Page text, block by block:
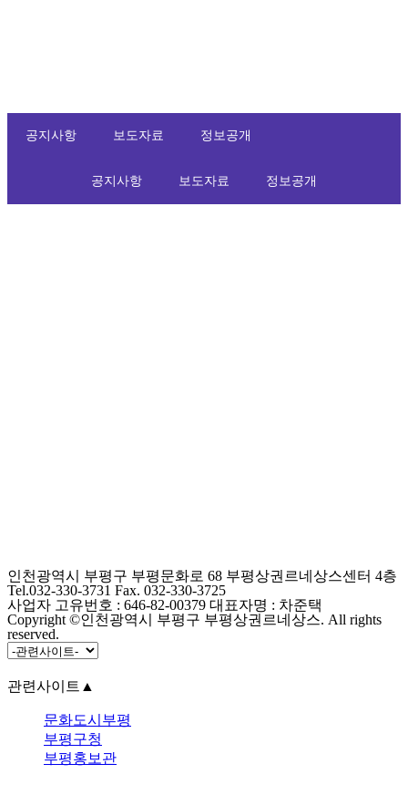
공지사항 보도자료 정보공개
공지사항 보도자료 정보공개
인천광역시 부평구 부평문화로 68 부평상권르네상스센터 4층
Tel.032-330-3731 Fax. 032-330-3725
사업자 고유번호 : 646-82-00379 대표자명 : 차준택
Copyright ©인천광역시 부평구 부평상권르네상스. All rights
reserved.
관련사이트 ▲
문화도시부평
부평구청
부평홍보관